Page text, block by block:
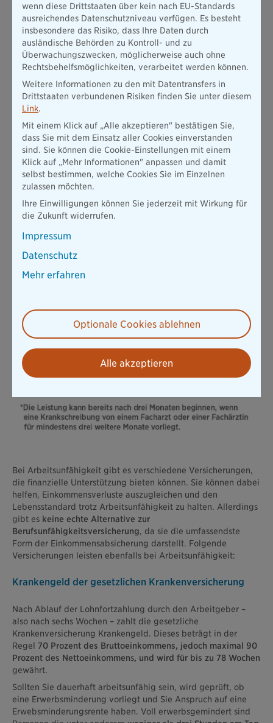
Bei Arbeitsunfähigkeit gibt es verschiedene Versicherungen,
die finanzielle Unterstützung bieten können. Sie können dabei
helfen, Einkommensverluste auszugleichen und den
Lebensstandard trotz Arbeitsunfähigkeit zu halten. Allerdings
gibt es keine echte Alternative zur
Berufsunfähigkeitsversicherung, da sie die umfassendste
Form der Einkommensabsicherung darstellt. Folgende
Versicherungen leisten ebenfalls bei Arbeitsunfähigkeit:
Krankengeld der gesetzlichen Krankenversicherung
Nach Ablauf der Lohnfortzahlung durch den Arbeitgeber –
also nach sechs Wochen – zahlt die gesetzliche
Krankenversicherung Krankengeld. Dieses beträgt in der
Regel 70 Prozent des Bruttoeinkommens, jedoch maximal 90
Prozent des Nettoeinkommens, und wird für bis zu 78 Wochen
gewährt.
Sollten Sie dauerhaft arbeitsunfähig sein, wird geprüft, ob
eine Erwerbsminderung vorliegt und Sie Anspruch auf eine
Erwebsminderungsrente haben. Voll erwerbsgemindert sind
wenn diese Drittstaaten über kein nach EU-Standards
ausreichendes Datenschutzniveau verfügen. Es besteht
insbesondere das Risiko, dass Ihre Daten durch
ausländische Behörden zu Kontroll- und zu
Überwachungszwecken, möglicherweise auch ohne
Rechtsbehelfsmöglichkeiten, verarbeitet werden können.
Weitere Informationen zu den mit Datentransfers in
Drittstaaten verbundenen Risiken finden Sie unter diesem
Link.
Mit einem Klick auf „Alle akzeptieren" bestätigen Sie,
dass Sie mit dem Einsatz aller Cookies einverstanden
sind. Sie können die Cookie-Einstellungen mit einem
Klick auf „Mehr Informationen" anpassen und damit
selbst bestimmen, welche Cookies Sie im Einzelnen
zulassen möchten.
Ihre Einwilligungen können Sie jederzeit mit Wirkung für
die Zukunft widerrufen.
Impressum
Datenschutz
Mehr erfahren
Optionale Cookies ablehnen
Alle akzeptieren